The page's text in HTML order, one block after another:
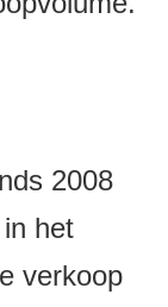
2008
het
verkoop